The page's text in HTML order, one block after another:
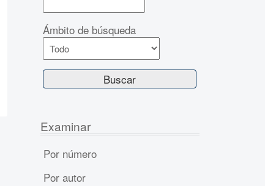
Ámbito de búsqueda
Examinar
Por número
Por autor